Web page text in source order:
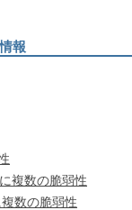
報
複数の脆弱性
数の脆弱性